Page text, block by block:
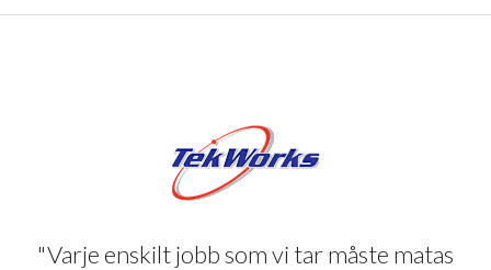
"Varje enskilt jobb som vi tar måste matas